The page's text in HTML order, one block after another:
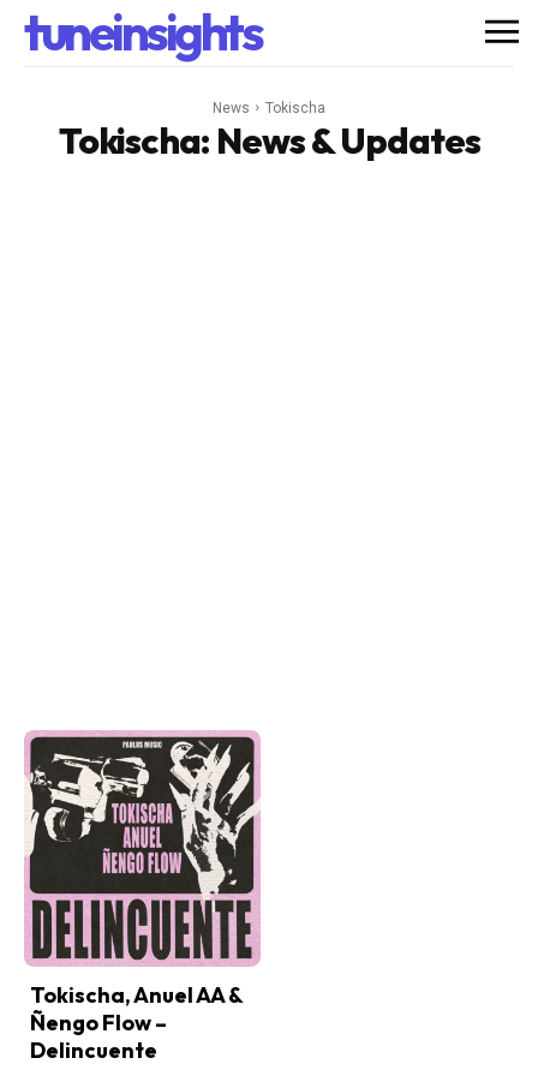
tuneinsights
News Tokischa
Tokischa: News & Updates
Tokischa, Anuel AA &
Ñengo Flow –
Delincuente